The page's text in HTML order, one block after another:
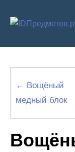
← Вощёный
медный блок